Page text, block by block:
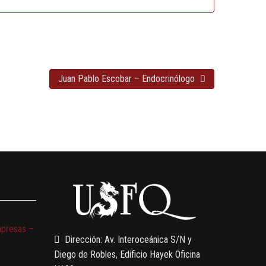
Juan Pablo Escobar – Endocrinólogo
–
Dirección: Av. Interoceánica S/N y
Diego de Robles, Edificio Hayek Oficina